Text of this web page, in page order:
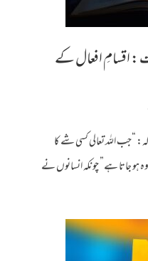
: اقسامِ افعال کے
“جب اللہ تعالی کسی شے کا
ہو جاتا ہے” چونکہ انسانوں نے